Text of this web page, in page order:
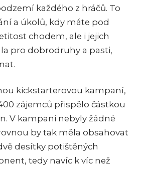
každého z hráčů. To
a úkolů, kdy máte pod
chodem, ale i jejich
pro dobrodruhy a pasti,
kickstarterovou kampaní,
zájemců přispělo částkou
V kampani nebyly žádné
by tak měla obsahovat
desítky potištěných
tedy navíc k víc než